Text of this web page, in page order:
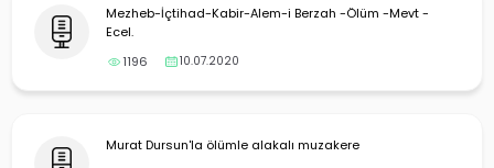
Mezheb-İçtihad-Kabir-Alem-i Berzah -Ölüm -Mevt -
Ecel.
1196
10.07.2020
Murat Dursun'la ölümle alakalı muzakere